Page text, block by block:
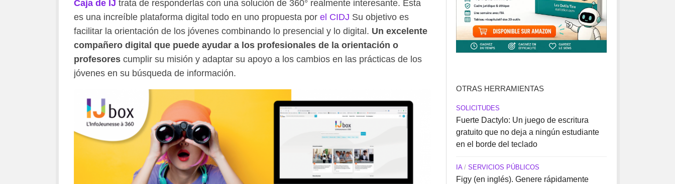
Caja de IJ trata de responderlas con una solución de 360° realmente interesante. Esta
es una increíble plataforma digital todo en uno propuesta por el CIDJ Su objetivo es
facilitar la orientación de los jóvenes combinando lo presencial y lo digital. Un excelente
compañero digital que puede ayudar a los profesionales de la orientación o
profesorescumplir su misión y adaptar su apoyo a los cambios en las prácticas de los
jóvenes en su búsqueda de información.
OTRAS HERRAMIENTAS
SOLICITUDES
Fuerte Dactylo: Un juego de escritura
gratuito que no deja a ningún estudiante
en el borde del teclado
IA/ SERVICIOS PÚBLICOS
Figy (en inglés). Genere rápidamente